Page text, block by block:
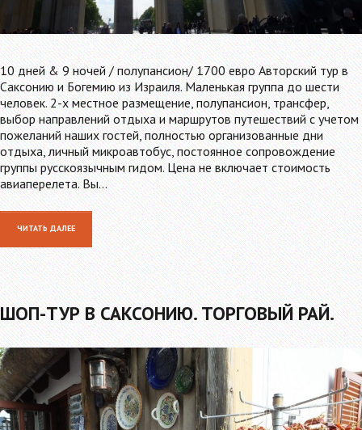
10 дней & 9 ночей / полупансион/ 1700 евро Авторский тур в
Саксонию и Богемию из Израиля. Маленькая группа до шести
человек. 2-х местное размещение, полупансион, трансфер,
выбор направлений отдыха и маршрутов путешествий с учетом
пожеланий наших гостей, полностью организованные дни
отдыха, личный микроавтобус, постоянное сопровождение
группы русскоязычным гидом. Цена не включает стоимость
авиаперелета. Вы…
ЧИТАТЬ ДАЛЕЕ
ШОП-ТУР В САКСОНИЮ. ТОРГОВЫЙ РАЙ.